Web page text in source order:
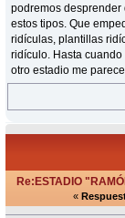
podremos desprender
estos tipos. Que
ridículas, plantillas
ridículo. Hasta
otro estadio me
Re:ESTADIO
«